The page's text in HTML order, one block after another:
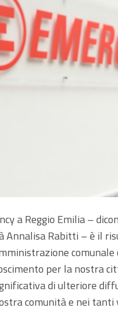
a Reggio Emilia –
Annalisa Rabitti – è il
per la nostra
di ulteriore
comunità e nei tanti